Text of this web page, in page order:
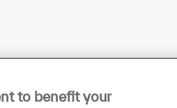
to benefit your